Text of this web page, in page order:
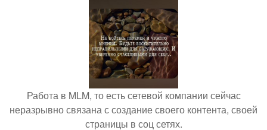
Работа в MLM, то есть сетевой компании сейчас
неразрывно связана с создание своего контента, своей
страницы в соц сетях.